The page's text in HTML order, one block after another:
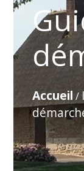
Accueil /